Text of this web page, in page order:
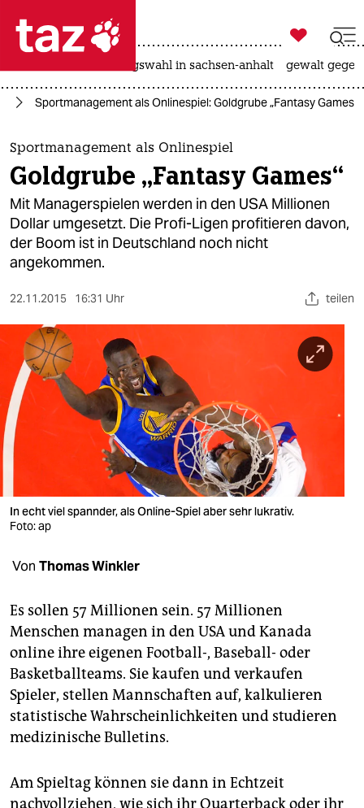
 taz zahl ich
taz zahl ich
themen
politik
öko
gesellschaft
kultur
sport
berlin
nord
wahrheit
verlag
verlag
shop
fragen & hilfe
unterstützen
abo
genossenschaft
epaper login

taz zahl ich
landtagswahl in sachsen-anhalt gewalt
Sportmanagement als Onlinespiel: Goldgrube „Fantasy Games“
Sportmanagement als Onlinespiel
Goldgrube „Fantasy Games“
Mit Managerspielen werden in den USA Millionen
Dollar umgesetzt. Die Profi-Ligen profitieren davon,
der Boom ist in Deutschland noch nicht
angekommen.
22.11.2015 16:31 Uhr teilen
In echt viel spannder, als Online-Spiel aber sehr lukrativ.
Foto: ap
Von Thomas Winkler
Es sollen 57 Millionen sein. 57 Millionen
Menschen managen in den USA und Kanada
online ihre eigenen Football-, Baseball- oder
Basketballteams. Sie kaufen und verkaufen
Spieler, stellen Mannschaften auf, kalkulieren
statistische Wahrscheinlichkeiten und studieren
medizinische Bulletins.
Am Spieltag können sie dann in Echtzeit
nachvollziehen, wie sich ihr Quarterback oder ihr